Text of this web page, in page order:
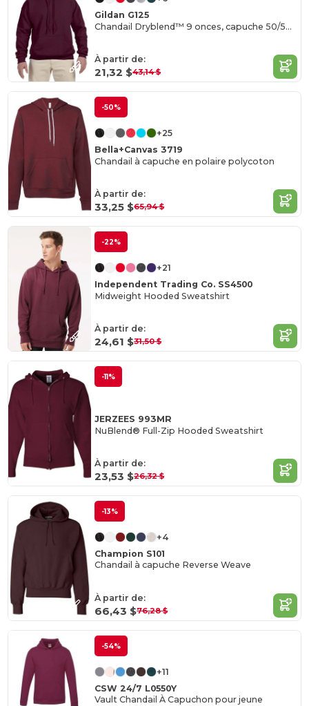
Gildan G125
Chandail Dryblend™ 9 onces, capuche 50/50 (12500)
À partir de:
21,32 $43,14 $
-50%
+25
Bella+Canvas 3719
Chandail à capuche en polaire polycoton
À partir de:
33,25 $65,94 $
-22%
+21
Independent Trading Co. SS4500
Midweight Hooded Sweatshirt
À partir de:
24,61 $31,50 $
-11%
JERZEES 993MR
NuBlend® Full-Zip Hooded Sweatshirt
À partir de:
23,53 $26,32 $
-13%
+4
Champion S101
Chandail à capuche Reverse Weave
À partir de:
66,43 $76,28 $
-54%
+11
CSW 24/7 L0550Y
Vault Chandail À Capuchon pour jeune